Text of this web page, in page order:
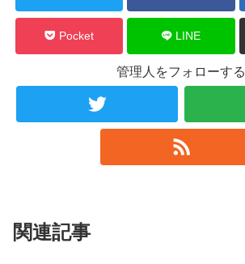
Pocket LINE
管理人をフォローする
関連記事